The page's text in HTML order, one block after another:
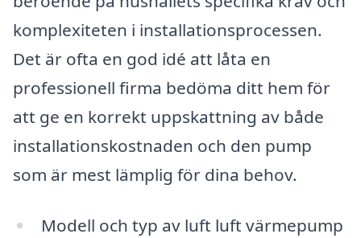
komplexiteten i installationsprocessen.
Det är ofta en god idé att låta en
professionell firma bedöma ditt hem för
att ge en korrekt uppskattning av både
installationskostnaden och den pump
som är mest lämplig för dina behov.
Modell och typ av luft luft värmepump